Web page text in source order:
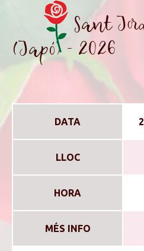
Sant
(Japó) - 2026
DATA
LLOC
HORA
MÉS INFO